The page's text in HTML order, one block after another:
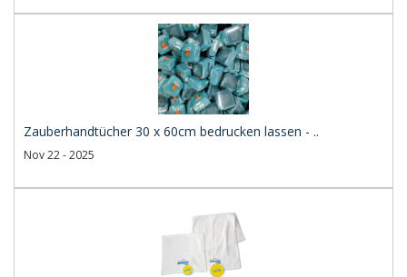
Zauberhandtücher 30 x 60cm bedrucken lassen - ..
Nov 22 - 2025